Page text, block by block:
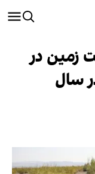
زمین در
در سال